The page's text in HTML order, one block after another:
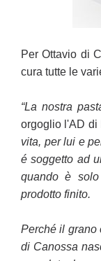
Per Ottavio di
cura tutte le
“La nostra
orgoglio l'AD di
vita, per lui e
é soggetto ad
quando è
prodotto finito.
Perché il grano
di Canossa